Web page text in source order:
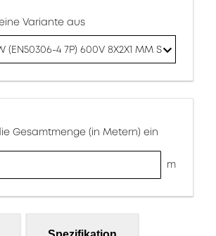
Variante aus
(EN50306-4 7P) 600V 8X2X1 MM S
Gesamtmenge (in Metern) ein
m